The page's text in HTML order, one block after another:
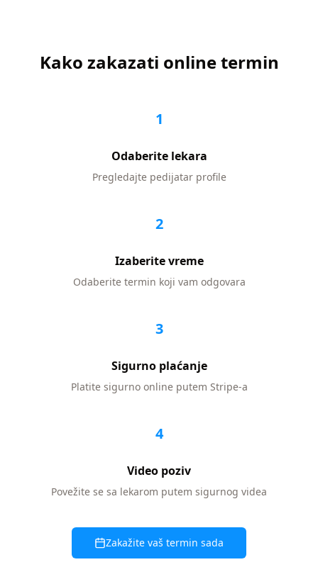
Kako zakazati online termin
1
Odaberite lekara
Pregledajte pedijatar profile
2
Izaberite vreme
Odaberite termin koji vam odgovara
3
Sigurno plaćanje
Platite sigurno online putem Stripe-a
4
Video poziv
Povežite se sa lekarom putem sigurnog videa
Zakažite vaš termin sada